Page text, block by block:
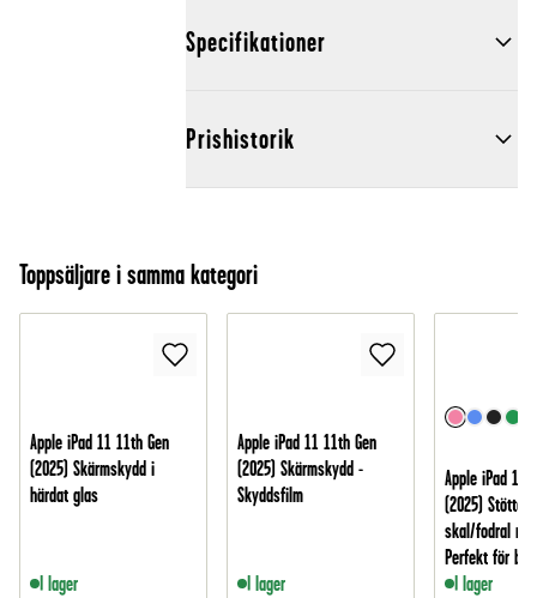
Specifikationer
Prishistorik
Toppsäljare i samma kategori
Apple iPad 11 11th Gen
(2025) Skärmskydd i
härdat glas
I lager
Apple iPad 11 11th Gen
(2025) Skärmskydd -
Skyddsfilm
I lager
Apple iPad 11
(2025)
skal/fodral
Perfekt för
I lager